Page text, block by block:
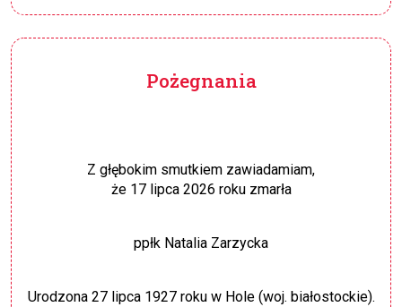
Pożegnania
Z głębokim smutkiem zawiadamiam,
że 17 lipca 2026 roku zmarła
ppłk Natalia Zarzycka
Urodzona 27 lipca 1927 roku w Hole (woj. białostockie).